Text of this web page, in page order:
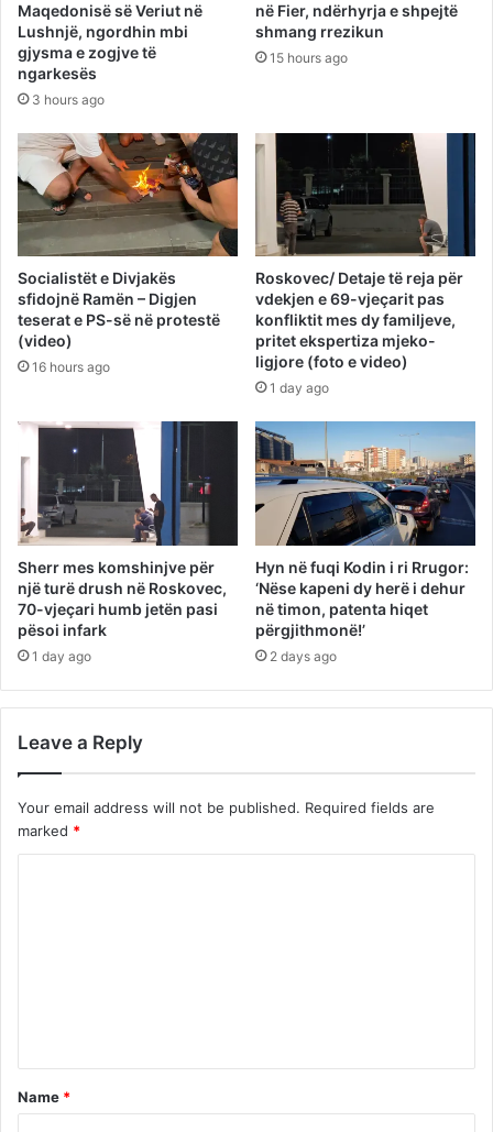
Maqedonisë së Veriut në
Lushnjë, ngordhin mbi
gjysma e zogjve të
ngarkesës
3 hours ago
në Fier, ndërhyrja e shpejtë
shmang rrezikun
15 hours ago
Socialistët e Divjakës
sfidojnë Ramën – Digjen
teserat e PS-së në protestë
(video)
16 hours ago
Roskovec/ Detaje të reja për
vdekjen e 69-vjeçarit pas
konfliktit mes dy familjeve,
pritet ekspertiza mjeko-
ligjore (foto e video)
1 day ago
Sherr mes komshinjve për
një turë drush në Roskovec,
70-vjeçari humb jetën pasi
pësoi infark
1 day ago
Hyn në fuqi Kodin i ri Rrugor:
‘Nëse kapeni dy herë i dehur
në timon, patenta hiqet
përgjithmonë!’
2 days ago
Leave a Reply
Your email address will not be published. Required fields are
marked *
t
*
Name *